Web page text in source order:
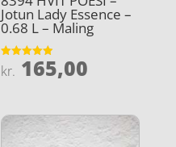
Jotun Lady Essence –
0.68 L – Maling
Vurderet
4.9
kr. 165,00